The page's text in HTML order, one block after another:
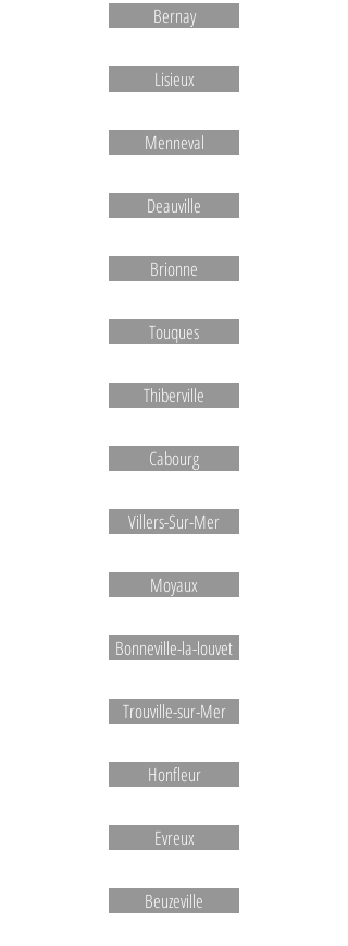
Bernay
Lisieux
Menneval
Deauville
Brionne
Touques
Thiberville
Cabourg
Villers-Sur-Mer
Moyaux
Bonneville-la-louvet
Trouville-sur-Mer
Honfleur
Evreux
Beuzeville